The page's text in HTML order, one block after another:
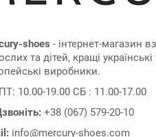
shoes - інтернет-магазин
та дітей, кращі українські
виробники.
10.00-19.00 СБ : 11.00-17.00
+38 (067) 579-20-10
info@mercury-shoes.com